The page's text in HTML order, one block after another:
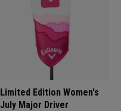
Limited Edition Women's
July Major Driver